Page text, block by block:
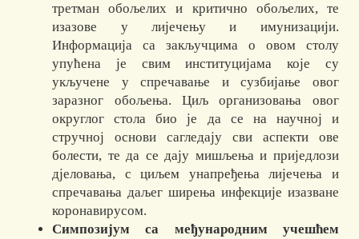
третман обољелих и критично обољелих, те
изазове у лијечењу и имунизацији.
Информација са закључцима о овом столу
упућена је свим институцијама које су
укључене у спречавање и сузбијање овог
заразног обољења. Циљ организовања овог
округлог стола био је да се на научној и
стручној основи сагледају сви аспекти ове
болести, те да се дају мишљења и приједлози
дјеловања, с циљем унапређења лијечења и
спречавања даљег ширења инфекције изазване
коронавирусом.
Симпозијум са међународним учешћем